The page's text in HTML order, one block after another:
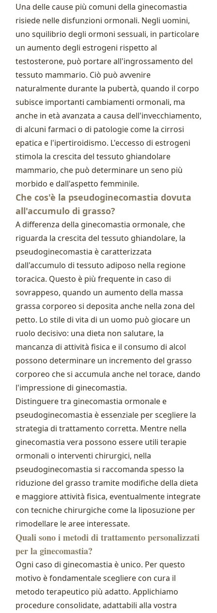
Una delle cause più comuni della ginecomastia
risiede nelle disfunzioni ormonali. Negli uomini,
uno squilibrio degli ormoni sessuali, in particolare
un aumento degli estrogeni rispetto al
testosterone, può portare all'ingrossamento del
tessuto mammario. Ciò può avvenire
naturalmente durante la pubertà, quando il corpo
subisce importanti cambiamenti ormonali, ma
anche in età avanzata a causa dell'invecchiamento,
di alcuni farmaci o di patologie come la cirrosi
epatica e l'ipertiroidismo. L'eccesso di estrogeni
stimola la crescita del tessuto ghiandolare
mammario, che può determinare un seno più
morbido e dall'aspetto femminile.
Che cos'è la pseudoginecomastia dovuta
all'accumulo di grasso?
A differenza della ginecomastia ormonale, che
riguarda la crescita del tessuto ghiandolare, la
pseudoginecomastia è caratterizzata
dall'accumulo di tessuto adiposo nella regione
toracica. Questo è più frequente in caso di
sovrappeso, quando un aumento della massa
grassa corporeo si deposita anche nella zona del
petto. Lo stile di vita di un uomo può giocare un
ruolo decisivo: una dieta non salutare, la
mancanza di attività fisica e il consumo di alcol
possono determinare un incremento del grasso
corporeo che si accumula anche nel torace, dando
l'impressione di ginecomastia.
Distinguere tra ginecomastia ormonale e
pseudoginecomastia è essenziale per scegliere la
strategia di trattamento corretta. Mentre nella
ginecomastia vera possono essere utili terapie
ormonali o interventi chirurgici, nella
pseudoginecomastia si raccomanda spesso la
riduzione del grasso tramite modifiche della dieta
e maggiore attività fisica, eventualmente integrate
con tecniche chirurgiche come la liposuzione per
rimodellare le aree interessate.
Quali sono i metodi di trattamento personalizzati
per la ginecomastia?
Ogni caso di ginecomastia è unico. Per questo
motivo è fondamentale scegliere con cura il
metodo terapeutico più adatto. Applichiamo
procedure consolidate, adattabili alla vostra